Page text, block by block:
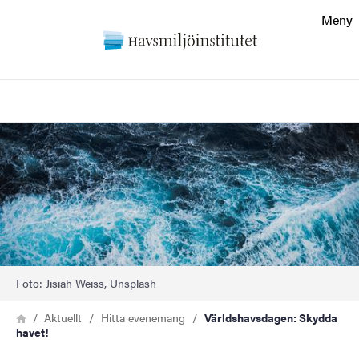
Om webbplatsen
Meny
Bild
Foto: Jisiah Weiss, Unsplash
Länkstig
HemAktuellt Hitta evenemang
Världshavsdagen: Skydda
havet!